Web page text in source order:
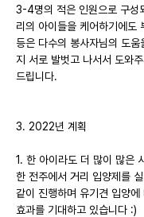
3-4명의 적은 인원으로 구성
리의 아이들을 케어하기에도
등은 다수의 봉사자님의 도
지 서로 발벗고 나서서 도와
드립니다.
3. 2022년 계획
1. 한 아이라도 더 많이 많은
한 전주에서 거리 입양제를
같이 진행하며 유기견 입양
효과를 기대하고 있습니다 :)